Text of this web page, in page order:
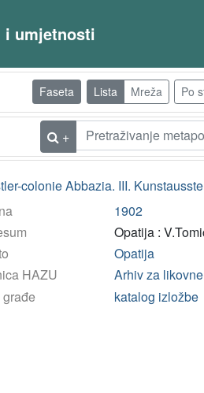
i umjetnosti
Faseta Lista Mreža Po
+
colonie Abbazia. III.
1902
Opatija :
Opatija
HAZU
Arhiv za
katalog izložbe